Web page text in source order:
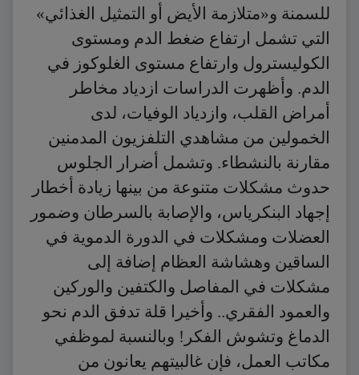
للسمنة و«متلازمة الأيض أو التمثيل الغذائي»
التي تشمل ارتفاع ضغط الدم ومستوى
الكوليسترول وارتفاع مستوى الغلوكوز في
الدم. وأظهرت الدراسات ازدياد مخاطر
أمراض القلب، وازدياد الوفيات، لدى
الخمولين من مشاهدي التلفزيون المدمنين
مقارنة بالنشطاء. وتشمل أضرار الجلوس
حدوث مشكلات متنوعة من بينها زيادة أخطار
إجهاد البنكرياس، والإصابة بالسرطان وضمور
العضلات ومشكلات في الدورة الدموية في
الساقين وهشاشة العظام إضافة إلى
مشكلات في المفاصل والكتفين والوركين
والعمود الفقري.. وأخيرا قلة تدفق الدم نحو
الدماغ وتشوش الفكر! وبالنسبة لموظفي
مكاتب العمل، فإن غالبيتهم يعانون من